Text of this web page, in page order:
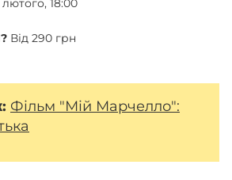
18:00
Від 290 грн
Фільм "Мій Марчелло":